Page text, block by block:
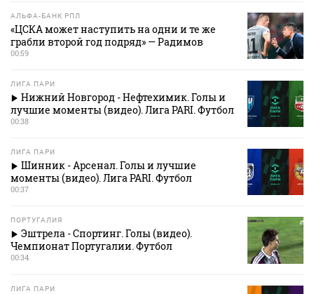
АЛЬФА-БАНК РПЛ
«ЦСКА может наступить на одни и те же
грабли второй год подряд» — Радимов
00:59
ЛИГА ПАРИ
Нижний Новгород - Нефтехимик. Голы и
лучшие моменты (видео). Лига PARI. Футбол
00:38
ЛИГА ПАРИ
Шинник - Арсенал. Голы и лучшие
моменты (видео). Лига PARI. Футбол
00:37
ПОРТУГАЛИЯ
Эштрела - Спортинг. Голы (видео).
Чемпионат Португалии. Футбол
00:34
ЛИГА ПАРИ